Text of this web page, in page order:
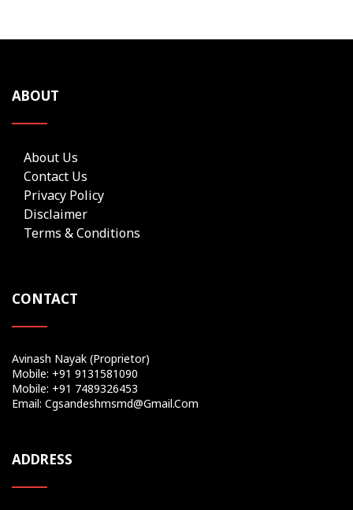
ABOUT
About Us
Contact Us
Privacy Policy
Disclaimer
Terms & Conditions
CONTACT
Avinash Nayak (Proprietor)
Mobile: +91 9131581090
Mobile: +91 7489326453
Email: Cgsandeshmsmd@gmail.com
ADDRESS